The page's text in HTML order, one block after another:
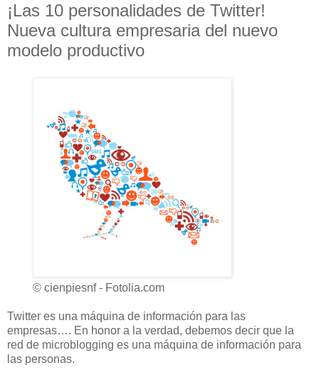
¡Las 10 personalidades de Twitter!
Nueva cultura empresaria del nuevo
modelo productivo
© cienpiesnf - Fotolia.com
Twitter es una máquina de información para las
empresas…. En honor a la verdad, debemos decir que la
red de microblogging es una máquina de información para
las personas.